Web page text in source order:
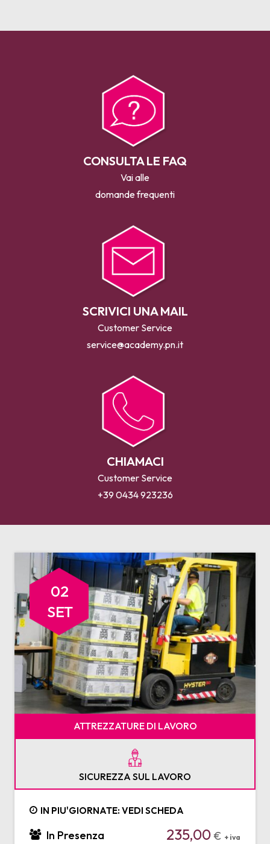
CONSULTA LE FAQ
Vai alle
domande frequenti
SCRIVICI UNA MAIL
Customer Service
service@academy.pn.it
CHIAMACI
Customer Service
+39 0434 923236
02
SET
ATTREZZATURE DI LAVORO
SICUREZZA SUL LAVORO
IN PIU'GIORNATE: VEDI SCHEDA
235,00€ + iva
In Presenza